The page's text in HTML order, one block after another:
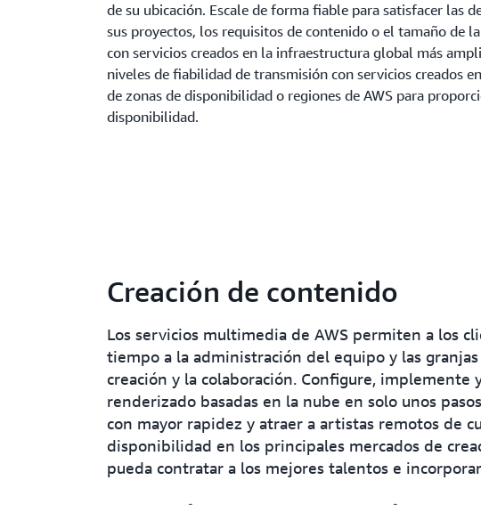
de su ubicación. Escale de forma fiable para satisfacer las
sus proyectos, los requisitos de contenido o el tamaño de
con servicios creados en la infraestructura global más
niveles de fiabilidad de transmisión con servicios creados
de zonas de disponibilidad o regiones de AWS para
disponibilidad.
Creación de contenido
Los servicios multimedia de AWS permiten a los
tiempo a la administración del equipo y las
creación y la colaboración. Configure, implemente
renderizado basadas en la nube en solo unos
con mayor rapidez y atraer a artistas remotos de
disponibilidad en los principales mercados de
pueda contratar a los mejores talentos e